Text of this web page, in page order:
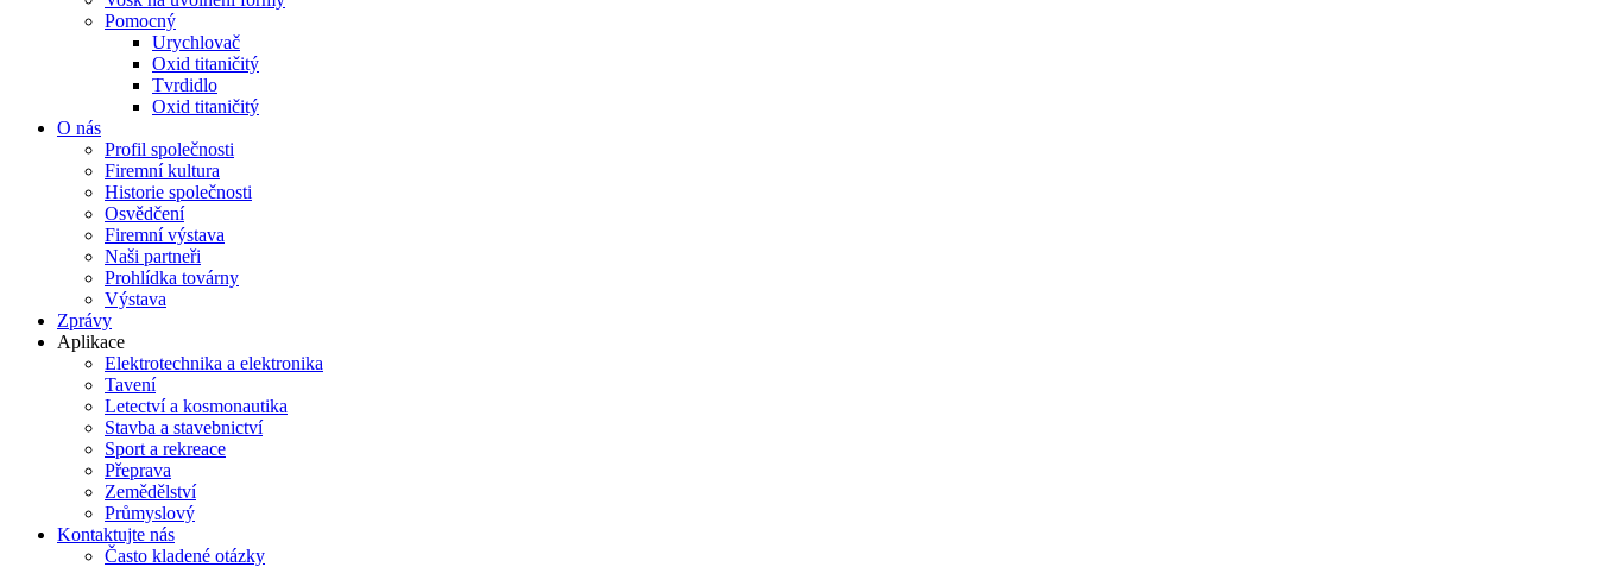
Pomocný
Urychlovač
Oxid titaničitý
Tvrdidlo
Oxid titaničitý
O nás
Profil společnosti
Firemní kultura
Historie společnosti
Osvědčení
Firemní výstava
Naši partneři
Prohlídka továrny
Výstava
Zprávy
Aplikace
Elektrotechnika a elektronika
Tavení
Letectví a kosmonautika
Stavba a stavebnictví
Sport a rekreace
Přeprava
Zemědělství
Průmyslový
Kontaktujte nás
Často kladené otázky